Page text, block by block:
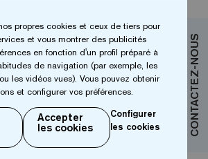
laisse 92% de la surface de la
appliquer la colle d’adhésion, ce
énorme garantie de durabilité.
offre desprestations de
résistance maximales
quelle courbe et forme. Elle
des obstacles avec une coupe facile,
CONTACTEZ-NOUS
propres cookies et ceux de tiers pour
et vous montrer des publicités
en fonction d'un profil préparé à
de navigation (par exemple, les
les vidéos vues). Vous pouvez obtenir
et configurer vos préférences.
Accepter
les cookies
Configurer
les cookies